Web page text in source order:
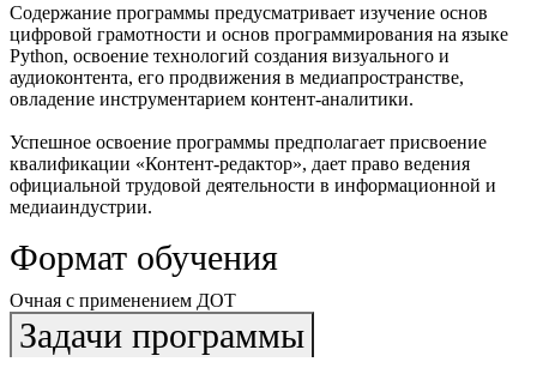
Содержание программы предусматривает изучение основ
цифровой грамотности и основ программирования на языке
Python, освоение технологий создания визуального и
аудиоконтента, его продвижения в медиапространстве,
овладение инструментарием контент-аналитики.
Успешное освоение программы предполагает присвоение
квалификации «Контент-редактор», дает право ведения
официальной трудовой деятельности в информационной и
медиаиндустрии.
Формат обучения
Очная с применением ДОТ
Задачи программы